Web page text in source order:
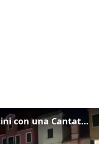
Venezia omaggia Guccini con una Cantata Anarchica in campo Santa Margherita